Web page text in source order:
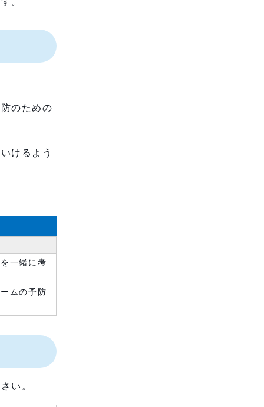
のための
けるよう
一緒に考
ムの予防
い。